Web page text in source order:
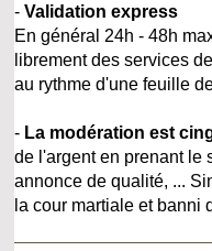
-Validation express
En général 24h - 48h
librement des services
au rythme d'une feuille
- La modération est
de l'argent en prenant le
annonce de qualité, ...
la cour martiale et banni